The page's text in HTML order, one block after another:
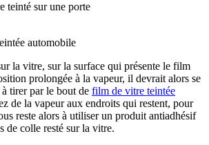
automobile
la vitre, sur la surface qui présente le film
prolongée à la vapeur, il devrait alors se
tirer par le bout de film de vitre teintée
de la vapeur aux endroits qui restent, pour
reste alors à utiliser un produit antiadhésif
de colle resté sur la vitre.